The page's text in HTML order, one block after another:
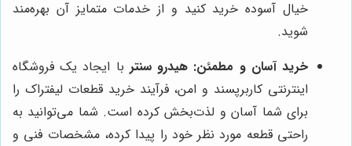
خیال آسوده خرید کنید و از خدمات متمایز آن بهره‌مند
شوید.
خرید آسان و مطمئن: هیدرو سنتر با ایجاد یک فروشگاه
اینترنتی کاربرپسند و امن، فرآیند خرید قطعات لیفتراک را
برای شما آسان و لذت‌بخش کرده است. شما می‌توانید به
راحتی قطعه مورد نظر خود را پیدا کرده، مشخصات فنی و